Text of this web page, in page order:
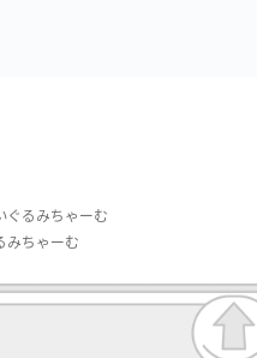
ぐるみちゃーむ
みちゃーむ